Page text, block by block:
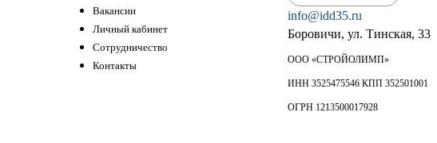
Вакансии
Личный кабинет
Сотрудничество
Контакты
info@idd35.ru
Боровичи, ул. Тинская, 33
ООО «СТРОЙОЛИМП»
ИНН 3525475546 КПП 352501001
ОГРН 1213500017928